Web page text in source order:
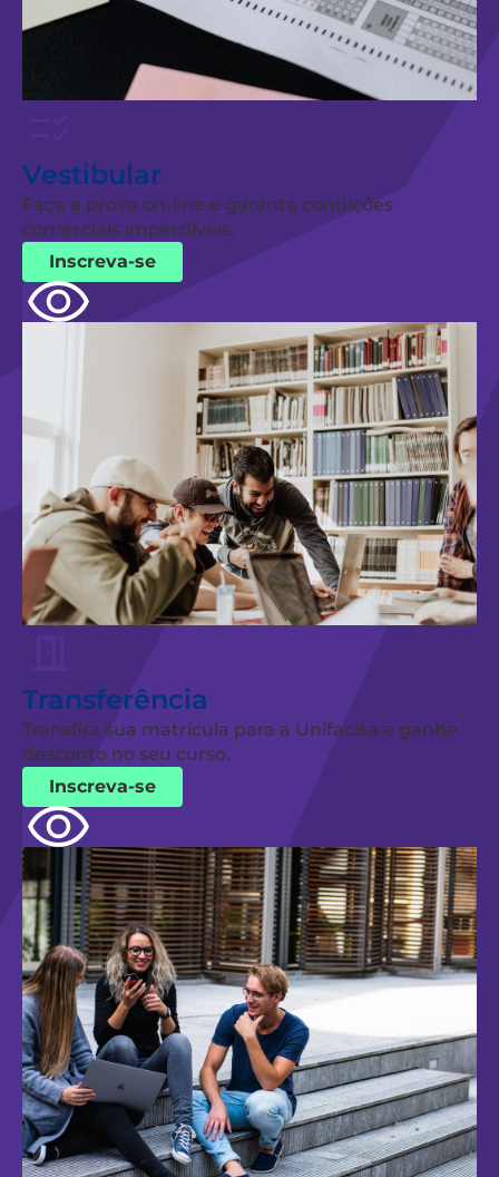
Vestibular
Faça a prova on-line e garanta condições
comerciais imperdíveis.
Inscreva-se
Transferência
Transfira sua matrícula para a Unifacisa e ganhe
desconto no seu curso.
Inscreva-se